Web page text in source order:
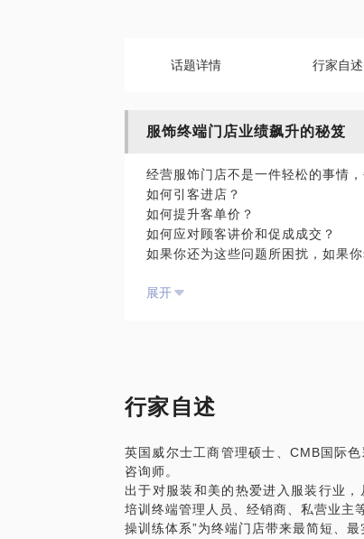
话题详情 行家自述
服饰终端门店业绩飙升的秘笈
经营服饰门店不是一件轻松的事情
如何引客进店？
如何提升客单价？
如何应对顾客讲价和促成成交？
如果你还为这些问题所困扰，如果
过销售高价值产品以及产品连带率
该话题能为你提供的内容包括：
开展系统的终端门店业绩提升培训
希望你是服饰终端行业的管理者、
展开
行家自述
英国威尔士工商管理硕士、CMB国际
咨询师。
出于对服装和美的热爱进入服装行业
培训终端管理人员、经销商、私营业主
操训练体系”为终端门店带来最简短、最